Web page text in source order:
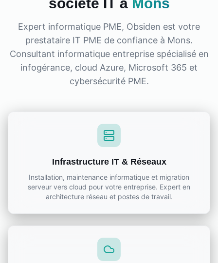
Expert informatique PME, Obsiden est votre
prestataire IT PME de confiance à Mons.
Consultant informatique entreprise spécialisé en
infogérance, cloud Azure, Microsoft 365 et
cybersécurité PME.
Infrastructure IT & Réseaux
Installation, maintenance informatique et migration
serveur vers cloud pour votre entreprise. Expert en
architecture réseau et postes de travail.